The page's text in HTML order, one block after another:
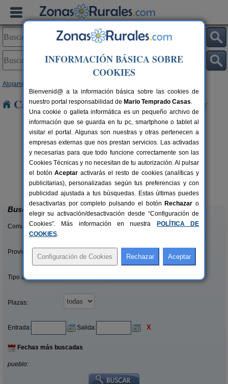
Alojamientos
Casas Rurales cerca de Moaña
4-8+1 pers.
desde22 €
Casa de 1910
Soutomaior (Pontevedra)
Buscar
Comunidades:
Provincias/Islas:
Tipo alquiler:
Plazas:
Entrada: Salida: X
Fechas más buscadas
pueblo:
INFORMACIÓN BÁSICA SOBRE
COOKIES
Bienvenid@ a la información básica sobre las cookies de
nuestro portal responsabilidad de Mario Temprado Casas.
Una cookie o galleta informática es un pequeño archivo de
información que se guarda en tu pc, smartphone o tablet al
visitar el portal. Algunas son nuestras y otras pertenecen a
empresas externas que nos prestan servicios. Las activadas
y necesarias para que todo funcione correctamente son las
Cookies Técnicas y no necesitan de tu autorización. Al pulsar
el botónAceptar activarás el resto de cookies (analíticas y
publicitarias), personalizadas según tus preferencias y con
publicidad ajustada a tus búsquedas. Estas últimas puedes
desactivarlas por completo pulsando el botón Rechazar o
elegir su activación/desactivación desde “Configuración de
Cookies”. Más información en nuestra
POLÍTICA DE
COOKIES.